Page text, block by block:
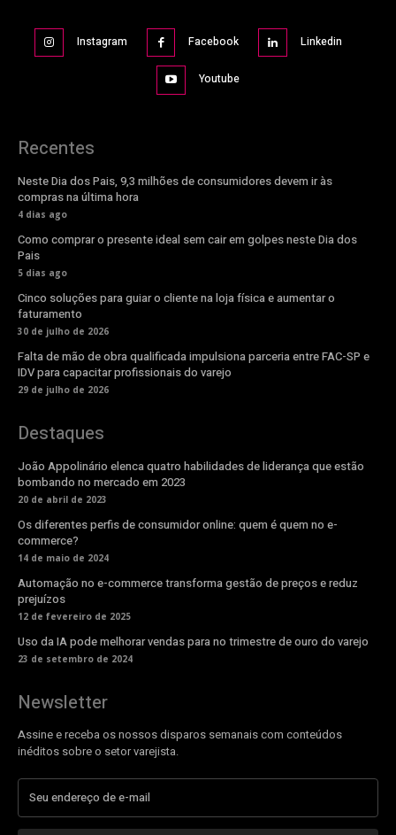
Instagram Facebook Linkedin
Youtube
Recentes
Neste Dia dos Pais, 9,3 milhões de consumidores devem ir às
compras na última hora
4 dias ago
Como comprar o presente ideal sem cair em golpes neste Dia dos
Pais
5 dias ago
Cinco soluções para guiar o cliente na loja física e aumentar o
faturamento
30 de julho de 2026
Falta de mão de obra qualificada impulsiona parceria entre FAC-SP e
IDV para capacitar profissionais do varejo
29 de julho de 2026
Destaques
João Appolinário elenca quatro habilidades de liderança que estão
bombando no mercado em 2023
20 de abril de 2023
Os diferentes perfis de consumidor online: quem é quem no e-
commerce?
14 de maio de 2024
Automação no e-commerce transforma gestão de preços e reduz
prejuízos
12 de fevereiro de 2025
Uso da IA pode melhorar vendas para no trimestre de ouro do varejo
23 de setembro de 2024
Newsletter
Assine e receba os nossos disparos semanais com conteúdos
inéditos sobre o setor varejista.